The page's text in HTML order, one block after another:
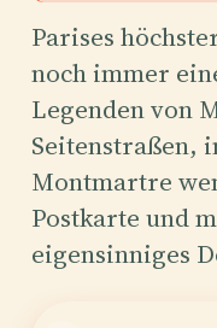
Parises
noch immer
Legenden von
Seitenstraßen,
Montmartre
Postkarte und
eigensinniges